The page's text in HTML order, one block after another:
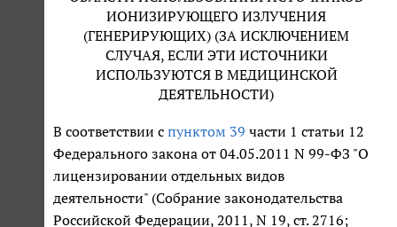
ИОНИЗИРУЮЩЕГО ИЗЛУЧЕНИЯ
(ГЕНЕРИРУЮЩИХ) (ЗА ИСКЛЮЧЕНИЕМ
СЛУЧАЯ, ЕСЛИ ЭТИ ИСТОЧНИКИ
ИСПОЛЬЗУЮТСЯ В МЕДИЦИНСКОЙ
ДЕЯТЕЛЬНОСТИ)
В соответствии с пунктом 39 части 1 статьи 12
Федерального закона от 04.05.2011 N 99-ФЗ "О
лицензировании отдельных видов
деятельности" (Собрание законодательства
Российской Федерации, 2011, N 19, ст. 2716;